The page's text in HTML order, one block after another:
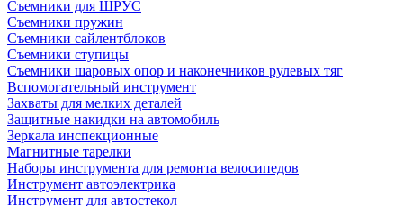
Съемники для ШРУС
Съемники пружин
Съемники сайлентблоков
Съемники ступицы
Съемники шаровых опор и наконечников рулевых тяг
Вспомогательный инструмент
Захваты для мелких деталей
Защитные накидки на автомобиль
Зеркала инспекционные
Магнитные тарелки
Наборы инструмента для ремонта велосипедов
Инструмент автоэлектрика
Инструмент для автостекол